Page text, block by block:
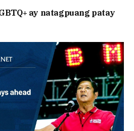
ay natagpuang patay